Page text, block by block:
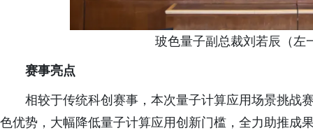
玻色量子副总裁刘若辰（左
赛事亮点
相较于传统科创赛事，本次量子计算应用场景挑战
色优势，大幅降低量子计算应用创新门槛，全力助推成